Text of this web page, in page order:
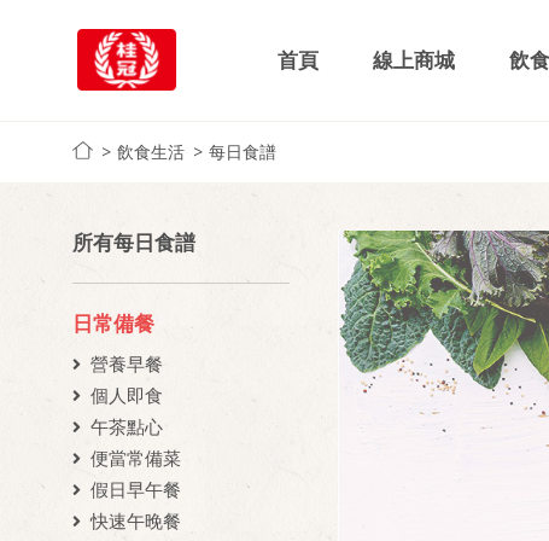
首頁 線上商城 飲
飲食生活 每日食譜
所有每日食譜
日常備餐
營養早餐
個人即食
午茶點心
便當常備菜
假日早午餐
快速午晚餐